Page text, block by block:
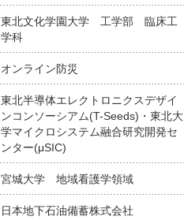
東北文化学園大学 工学部 臨床工
学科
オンライン防災
東北半導体エレクトロニクスデザイ
ンコンソーシアム(T-Seeds)・東北大
学マイクロシステム融合研究開発セ
ンター(μSIC)
宮城大学 地域看護学領域
日本地下石油備蓄株式会社